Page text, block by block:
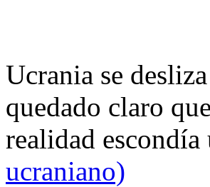
Ucrania se
quedado claro
realidad
ucraniano)